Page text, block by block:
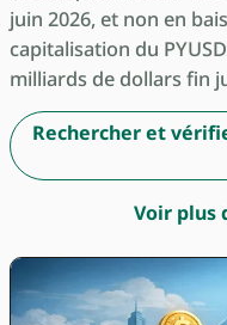
juin 2026, et non en
capitalisation du
milliards de dollars fin
Rechercher et
Voir plus